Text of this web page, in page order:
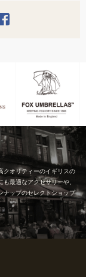
クオリティーのイギリスの
最適なアクセサリーや、
ナップのセレクトショップ